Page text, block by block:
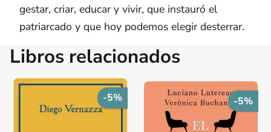
gestar, criar, educar y vivir, que instauró el
patriarcado y que hoy podemos elegir desterrar.
Libros relacionados
-5% -5%